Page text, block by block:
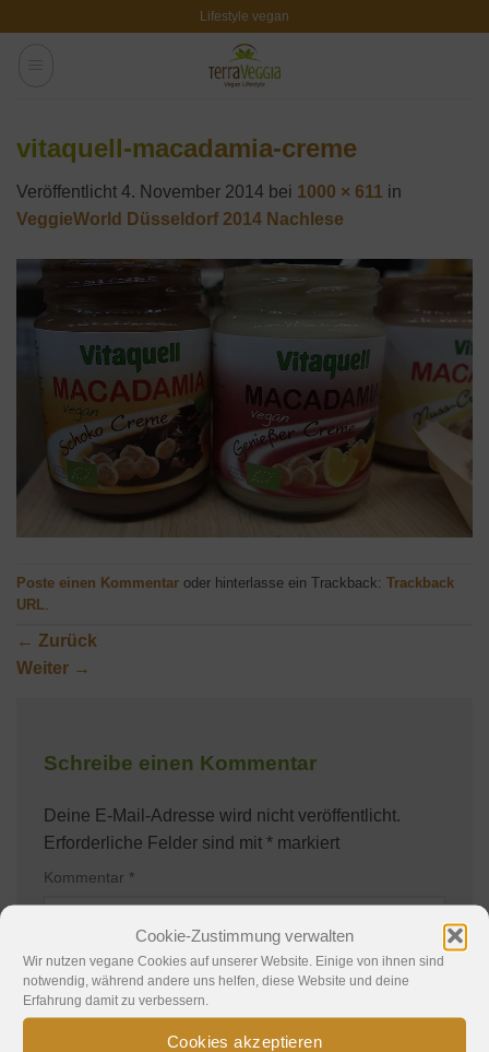
Cookie-Zustimmung verwalten
Wir nutzen vegane Cookies auf unserer Website. Einige von ihnen sind
notwendig, während andere uns helfen, diese Website und deine
Erfahrung damit zu verbessern.
Cookies akzeptieren
Lifestyle vegan
vitaquell-macadamia-creme
Veröffentlicht 4. November 2014 bei 1000 × 611 in
VeggieWorld Düsseldorf 2014 Nachlese
Poste einen Kommentar oder hinterlasse ein Trackback: Trackback
URL
← Zurück
Weiter →
Schreibe einen Kommentar
Deine E-Mail-Adresse wird nicht veröffentlicht.
Erforderliche Felder sind mit * markiert
Kommentar *